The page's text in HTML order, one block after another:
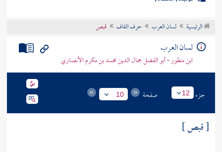
موضوعي
تراجم الأعلام
الرئيسية لسان العرب حرف القاف قبص
لسان العرب
ابن منظور - أبو الفضل جمال الدين محمد بن مكرم الأنصاري
جزء 12 صفحة 10
[ قبص ]